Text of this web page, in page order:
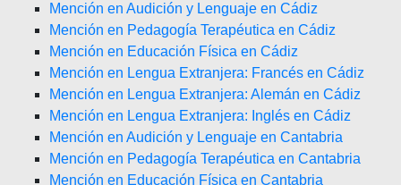
Mención en Audición y Lenguaje en Cádiz
Mención en Pedagogía Terapéutica en Cádiz
Mención en Educación Física en Cádiz
Mención en Lengua Extranjera: Francés en Cádiz
Mención en Lengua Extranjera: Alemán en Cádiz
Mención en Lengua Extranjera: Inglés en Cádiz
Mención en Audición y Lenguaje en Cantabria
Mención en Pedagogía Terapéutica en Cantabria
Mención en Educación Física en Cantabria